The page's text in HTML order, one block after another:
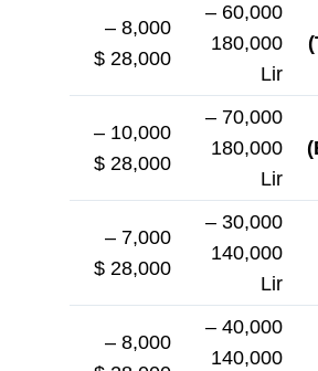
60,000 –
180,000
Lir
8,000 –
28,000 $
70,000 –
180,000
Lir
10,000 –
28,000 $
30,000 –
140,000
Lir
7,000 –
28,000 $
40,000 –
140,000
8,000 –